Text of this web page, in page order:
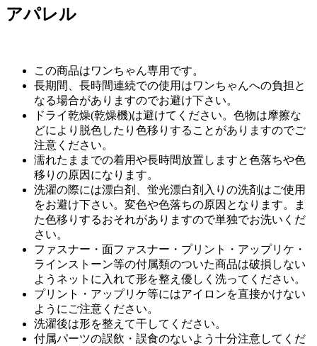
アパレル
この商品はワンちゃん専用です。
長期間、長時間連続での使用はワンちゃんへの負担と
なる場合がありますのでお避け下さい。
ドライ乾燥(乾燥機)は避けてください。色物は摩擦な
どにより脱色したり色移りすることがありますのでご
注意ください。
濡れたままでの着用や長時間放置しますと色落ちや色
移りの原因になります。
洗濯の際には漂白剤、蛍光漂白剤入りの洗剤はご使用
をお避け下さい。変色や色落ちの原因となります。ま
た色移りするおそれがありますので単独でお洗いくだ
さい。
ファスナー・面ファスナー・プリント・アップリケ・
ラインストーン等の付属類のついた商品は破損しない
ようネットに入れて形を整え優しく洗ってください。
プリント・アップリケ等にはアイロンを直接かけない
ようにご注意ください。
洗濯後は形を整えて干してください。
付属パーツの誤飲・誤食のないよう十分注意してくだ